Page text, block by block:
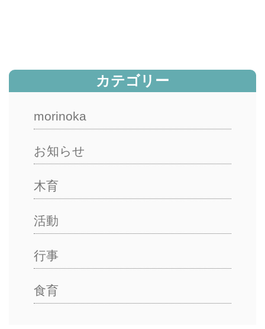
カテゴリー
morinoka
お知らせ
木育
活動
行事
食育